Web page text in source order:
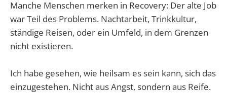
Manche Menschen merken in Recovery: Der alte Job
war Teil des Problems. Nachtarbeit, Trinkkultur,
ständige Reisen, oder ein Umfeld, in dem Grenzen
nicht existieren.
Ich habe gesehen, wie heilsam es sein kann, sich das
einzugestehen. Nicht aus Angst, sondern aus Reife.